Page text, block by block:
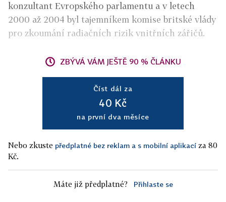
konzultant Evropského parlamentu a v letech
2000 až 2004 byl tajemníkem komise britské vlády
pro zkoumání radiačních rizik vnitřních zářičů.
ZBÝVÁ VÁM JEŠTĚ 90 % ČLÁNKU
Číst dál za
40 Kč
na první dva měsíce
Nebo zkuste předplatné bez reklam a s mobilní aplikací za 80
Kč.
Máte již předplatné? Přihlaste se